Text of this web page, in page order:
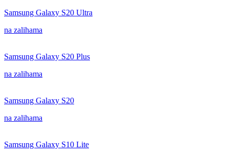
Samsung Galaxy S20 Ultra
na zalihama
Samsung Galaxy S20 Plus
na zalihama
Samsung Galaxy S20
na zalihama
Samsung Galaxy S10 Lite